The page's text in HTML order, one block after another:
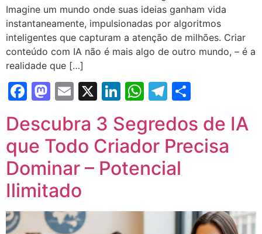
Imagine um mundo onde suas ideias ganham vida
instantaneamente, impulsionadas por algoritmos
inteligentes que capturam a atenção de milhões. Criar
conteúdo com IA não é mais algo de outro mundo, – é a
realidade que […]
Facebook
Mastodon
Email
X LinkedIn
WhatsApp
Telegram
Descubra 3 Segredos de IA
que Todo Criador Precisa
Dominar – Potencial
Ilimitado